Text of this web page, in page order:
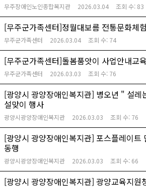
무주장애인노인종합복지관 2026.03.04 조회 수: 83
[무주군가족센터]정월대보름 전통문화체험
무주군가족센터 2026.03.04 조회 수: 74
[무주군가족센터]돌봄품앗이 사업안내교
무주군가족센터 2026.03.03 조회 수: 76
[광양시 광양장애인복지관] 병오년 " 설레
설맞이 행사
광양시광양장애인복지관 2026.03.03 조회 수: 76
[광양시 광양장애인복지관] 포스플레이트
동행
광양시광양장애인복지관 2026.03.03 조회 수: 66
[광양시 광양장애인복지관] 광양교육지원